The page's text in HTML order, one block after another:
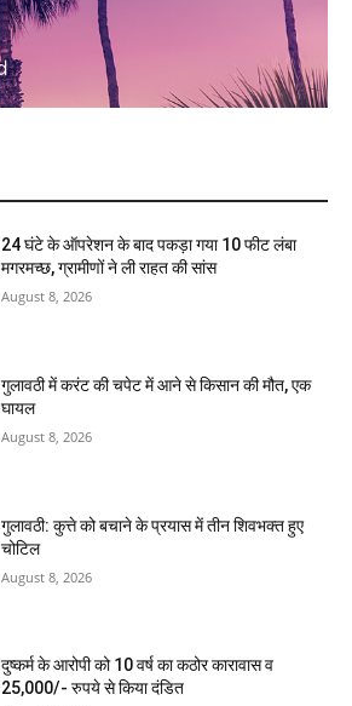
24 घंटे के ऑपरेशन के बाद पकड़ा गया 10 फीट लंबा
मगरमच्छ, ग्रामीणों ने ली राहत की सांस
August 8, 2026
गुलावठी में करंट की चपेट में आने से किसान की मौत, एक
घायल
August 8, 2026
गुलावठी: कुत्ते को बचाने के प्रयास में तीन शिवभक्त हुए
चोटिल
August 8, 2026
दुष्कर्म के आरोपी को 10 वर्ष का कठोर कारावास व
25,000/- रुपये से किया दंडित